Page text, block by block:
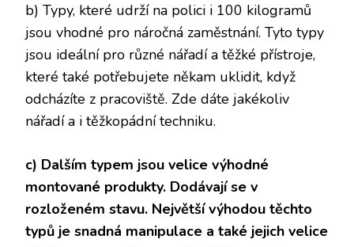
b) Typy, které udrží na polici i 100 kilogramů
jsou vhodné pro náročná zaměstnání. Tyto typy
jsou ideální pro různé nářadí a těžké přístroje,
které také potřebujete někam uklidit, když
odcházíte z pracoviště. Zde dáte jakékoliv
nářadí a i těžkopádní techniku.
c) Dalším typem jsou velice výhodné
montované produkty. Dodávají se v
rozloženém stavu. Největší výhodou těchto
typů je snadná manipulace a také jejich velice